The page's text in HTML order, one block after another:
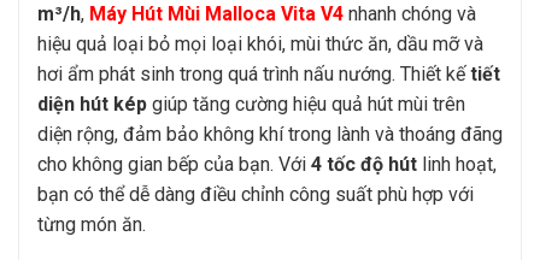
m³/h, Máy Hút Mùi Malloca Vita V4 nhanh chóng và
hiệu quả loại bỏ mọi loại khói, mùi thức ăn, dầu mỡ và
hơi ẩm phát sinh trong quá trình nấu nướng. Thiết kếtiết
diện hút kép giúp tăng cường hiệu quả hút mùi trên
diện rộng, đảm bảo không khí trong lành và thoáng đãng
cho không gian bếp của bạn. Với 4 tốc độ hút linh hoạt,
bạn có thể dễ dàng điều chỉnh công suất phù hợp với
từng món ăn.